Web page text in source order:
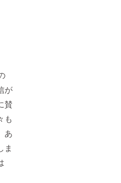
が
賛
も
あ
ま